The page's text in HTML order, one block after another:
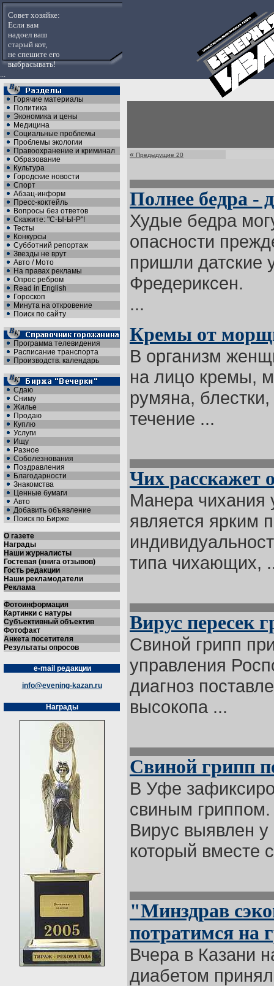
Совет хозяйке:
Если вам
надоел ваш
старый кот,
не спешите его
выбрасывать!
...
Горячие материалы
Политика
Экономика и цены
Медицина
Социальные проблемы
Проблемы экологии
Правоохранение и криминал
Образование
Культура
Городские новости
Спорт
Абзац-информ
Пресс-коктейль
Вопросы без ответов
Скажите: "С-Ы-Ы-Р"!
Тесты
Конкурсы
Субботний репортаж
Звезды не врут
Авто / Мото
На правах рекламы
Опрос ребром
Read in English
Гороскоп
Минута на откровение
Поиск по сайту
Программа телевидения
Расписание транспорта
Производств. календарь
Сдаю
Сниму
Жилье
Продаю
Куплю
Услуги
Ищу
Разное
Соболезнования
Поздравления
Благодарности
Знакомства
Ценные бумаги
Авто
Добавить объявление
Поиск по Бирже
О газете
Награды
Наши журналисты
Гостевая (книга отзывов)
Гость редакции
Наши рекламодатели
Реклама
Фотоинформация
Картинки с натуры
Субъективный объектив
Фотофакт
Анкета посетителя
Результаты опросов
e-mail редакции
info@evening-kazan.ru
Награды
« Предыдущие 20
Полнее бедра -
Худые бедра
опасности
пришли датские
Фредериксен.
...
Кремы от
В организм
на лицо кремы,
румяна,
течение ...
Чих расскажет
Манера чихания
является ярким
типа чихающих,
Вирус пересек
Свиной грипп
управления
диагноз
высокопа ...
Свиной грипп
В Уфе
свиным гриппом.
Вирус выявлен у
который вместе
"Минздрав
потратимся на
Вчера в Казани
диабетом